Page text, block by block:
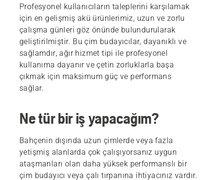
Profesyonel kullanıcıların taleplerini karşılamak
için en gelişmiş akü ürünlerimiz, uzun ve zorlu
çalışma günleri göz önünde bulundurularak
geliştirilmiştir. Bu çim budayıcılar, dayanıklı ve
sağlamdır, ağır hizmet tipi ile profesyonel
kullanıma dayanır ve çetin zorluklarla başa
çıkmak için maksimum güç ve performans
sağlar.
Ne tür bir iş yapacağım?
Bahçenin dışında uzun çimlerde veya fazla
yetişmiş alanlarda çok çalışıyorsanız uygun
ataşmanları olan daha yüksek performanslı bir
çim budayıcı veya çalı tırpanına ihtiyacınız vardır.